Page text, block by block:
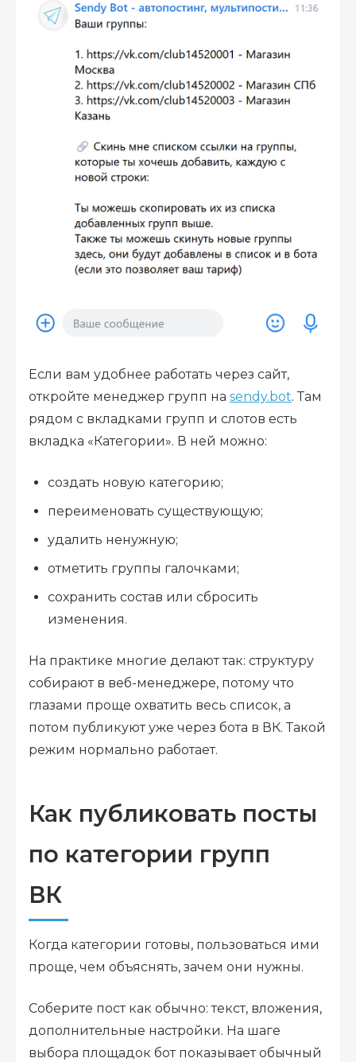
Если вам удобнее работать через сайт,
откройте менеджер групп на sendy.bot. Там
рядом с вкладками групп и слотов есть
вкладка «Категории». В ней можно:
создать новую категорию;
переименовать существующую;
удалить ненужную;
отметить группы галочками;
сохранить состав или сбросить
изменения.
На практике многие делают так: структуру
собирают в веб-менеджере, потому что
глазами проще охватить весь список, а
потом публикуют уже через бота в ВК. Такой
режим нормально работает.
Как публиковать посты
по категории групп
ВК
Когда категории готовы, пользоваться ими
проще, чем объяснять, зачем они нужны.
Соберите пост как обычно: текст, вложения,
дополнительные настройки. На шаге
выбора площадок бот показывает обычный